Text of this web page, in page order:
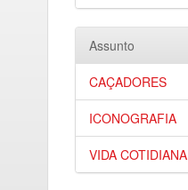
Assunto
CAÇADORES
ICONOGRAFIA
VIDA COTIDIANA